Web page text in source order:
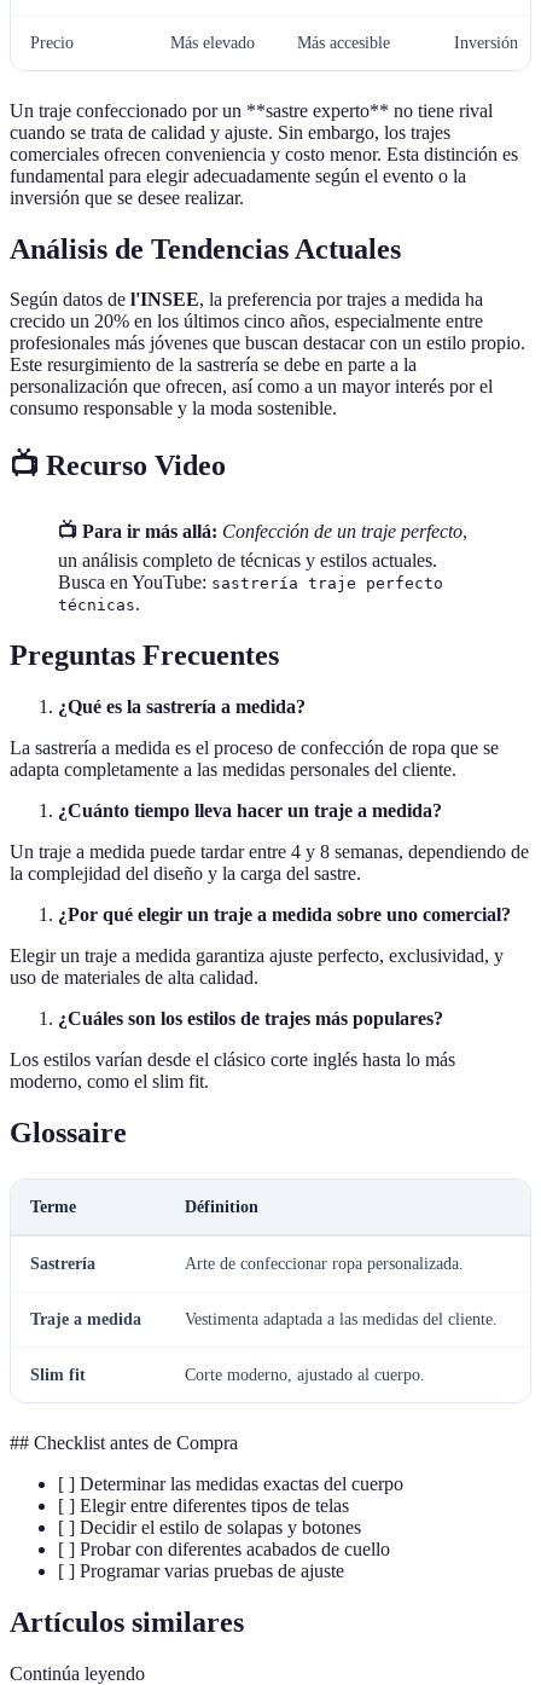
Precio Más elevado Más accesible Inversión
Un traje confeccionado por un **sastre experto** no tiene rival
cuando se trata de calidad y ajuste. Sin embargo, los trajes
comerciales ofrecen conveniencia y costo menor. Esta distinción es
fundamental para elegir adecuadamente según el evento o la
inversión que se desee realizar.
Análisis de Tendencias Actuales
Según datos de l'INSEE, la preferencia por trajes a medida ha
crecido un 20% en los últimos cinco años, especialmente entre
profesionales más jóvenes que buscan destacar con un estilo propio.
Este resurgimiento de la sastrería se debe en parte a la
personalización que ofrecen, así como a un mayor interés por el
consumo responsable y la moda sostenible.
📺 Recurso Video
📺 Para ir más allá: Confección de un traje perfecto,
un análisis completo de técnicas y estilos actuales.
Busca en YouTube: sastrería traje perfecto
técnicas.
Preguntas Frecuentes
¿Qué es la sastrería a medida?
La sastrería a medida es el proceso de confección de ropa que se
adapta completamente a las medidas personales del cliente.
¿Cuánto tiempo lleva hacer un traje a medida?
Un traje a medida puede tardar entre 4 y 8 semanas, dependiendo de
la complejidad del diseño y la carga del sastre.
¿Por qué elegir un traje a medida sobre uno comercial?
Elegir un traje a medida garantiza ajuste perfecto, exclusividad, y
uso de materiales de alta calidad.
¿Cuáles son los estilos de trajes más populares?
Los estilos varían desde el clásico corte inglés hasta lo más
moderno, como el slim fit.
Glossaire
Terme Définition
Sastrería Arte de confeccionar ropa personalizada.
Traje a medida Vestimenta adaptada a las medidas del cliente.
Slim fit Corte moderno, ajustado al cuerpo.
## Checklist antes de Compra
[ ] Determinar las medidas exactas del cuerpo
[ ] Elegir entre diferentes tipos de telas
[ ] Decidir el estilo de solapas y botones
[ ] Probar con diferentes acabados de cuello
[ ] Programar varias pruebas de ajuste
Artículos similares
Continúa leyendo